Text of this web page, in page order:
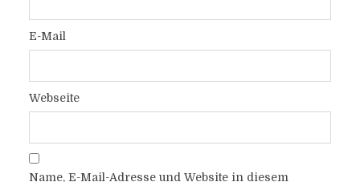
E-Mail
Webseite
Name, E-Mail-Adresse und Website in diesem